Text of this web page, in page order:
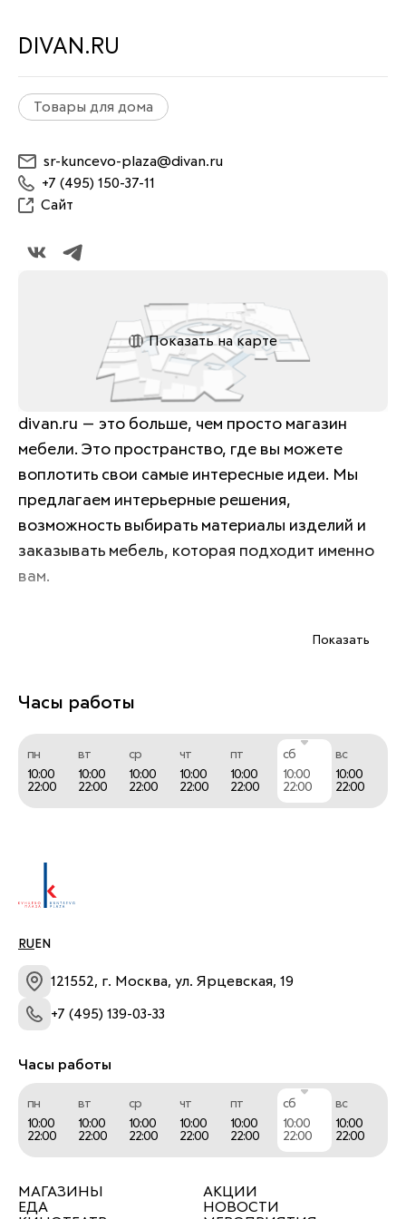
DIVAN.RU
Товары для дома
sr-kuncevo-plaza@divan.ru
+7 (495) 150-37-11
Сайт
Показать на карте
divan.ru — это больше, чем просто магазин
мебели. Это пространство, где вы можете
воплотить свои самые интересные идеи. Мы
предлагаем интерьерные решения,
возможность выбирать материалы изделий и
заказывать мебель, которая подходит именно
вам.
Диваны, кресла, кровати, мебель для хранения,
многое другое — самых разных цветов и форм.
Придя в шоурум divan.ru, вы сможете лично
оценить качество тканей и материалов,
Показать
Часы работы
пн
10:00
22:00
вт
10:00
22:00
ср
10:00
22:00
чт
10:00
22:00
пт
10:00
22:00
сб
10:00
22:00
вс
10:00
22:00
RU EN
121552, г. Москва, ул. Ярцевская, 19
+7 (495) 139-03-33
Часы работы
пн
10:00
22:00
вт
10:00
22:00
ср
10:00
22:00
чт
10:00
22:00
пт
10:00
22:00
сб
10:00
22:00
вс
10:00
22:00
МАГАЗИНЫ
ЕДА
АКЦИИ
НОВОСТИ